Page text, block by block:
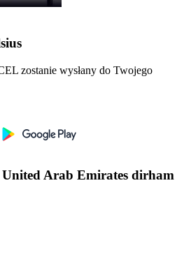
zostanie wysłany do Twojego
Arab Emirates dirham